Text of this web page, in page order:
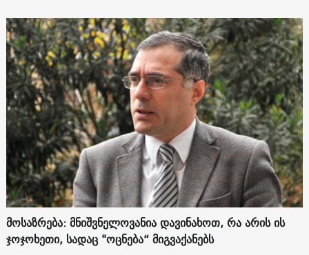
მოსაზრება: მნიშვნელოვანია დავინახოთ, რა არის ის
ჯოჯოხეთი, სადაც "ოცნება“ მიგვაქანებს